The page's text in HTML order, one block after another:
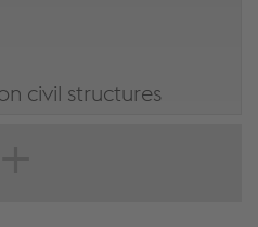
civil structures